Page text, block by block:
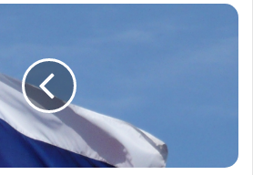
بعد
الروسية